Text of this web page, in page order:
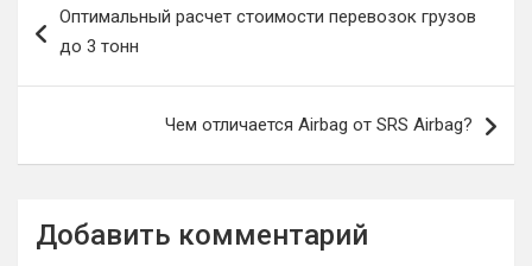
по
Оптимальный расчет стоимости перевозок грузов
до 3 тонн
Чем отличается Airbag от SRS Airbag?
Добавить комментарий